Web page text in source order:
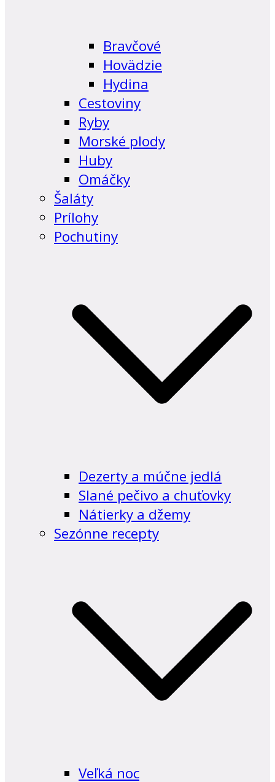
Bravčové
Hovädzie
Hydina
Cestoviny
Ryby
Morské plody
Huby
Omáčky
Šaláty
Prílohy
Pochutiny
Dezerty a múčne jedlá
Slané pečivo a chuťovky
Nátierky a džemy
Sezónne recepty
Veľká noc